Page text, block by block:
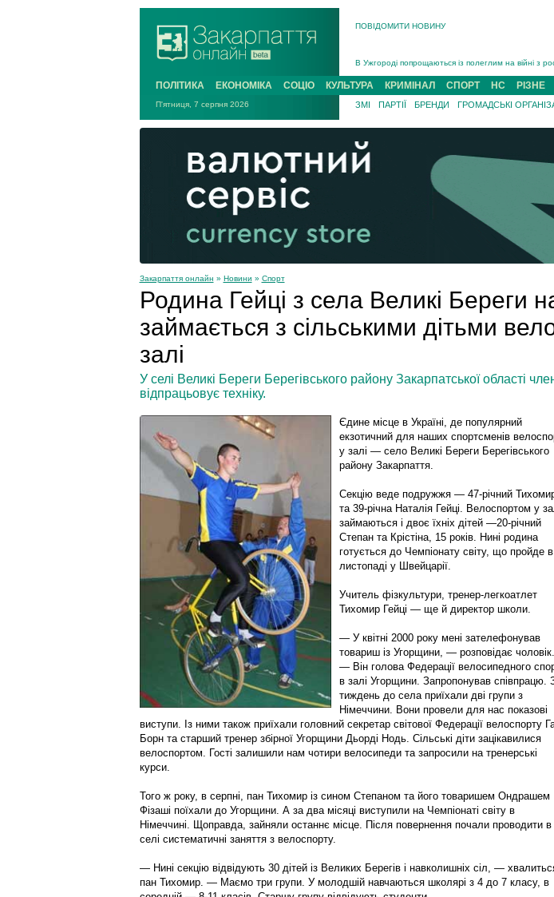
ПОВІДОМИТИ НОВИНУ
В Ужгороді попрощаються із полеглим на війні з
В Ужгороді 5 серпня попрощаються із
Підтвердили загибель захисника із Нанкова на
На війні з рф поліг військовий з Виноградова
На Хустщині внаслідок ДТП за участі трьох авто
Інструктора районного ТЦК на Закарпатті
ПОЛІТИКА ЕКОНОМІКА СОЦІО КУЛЬТУРА КРИМІНАЛ СПОРТ НС РІЗНЕ
П'ятниця, 7 серпня 2026 ЗМІ ПАРТІЇ БРЕНДИ ГРОМАДСЬКІ
Закарпаття онлайн » Новини » Спорт
Родина Гейці з села Великі Береги
займається з сільськими дітьми
залі
У селі Великі Береги Берегівського району Закарпатської області
відпрацьовує техніку.
Єдине місце в Україні, де популярний
екзотичний для наших спортсменів
у залі — село Великі Береги Берегівського
району Закарпаття.
Секцію веде подружжя — 47-річний
та 39-річна Наталія Гейці. Велоспортом у
займаються і двоє їхніх дітей —20-річний
Степан та Крістіна, 15 років. Нині родина
готується до Чемпіонату світу, що пройде в
листопаді у Швейцарії.
Учитель фізкультури, тренер-легкоатлет
Тихомир Гейці — ще й директор школи.
— У квітні 2000 року мені зателефонував
товариш із Угорщини, — розповідає чоловік.
— Він голова Федерації велосипедного
в залі Угорщини. Запропонував співпрацю.
тиждень до села приїхали дві групи з
Німеччини. Вони провели для нас показові
виступи. Із ними також приїхали головний секретар світової Федерації велоспорту
Борн та старший тренер збірної Угорщини Дьорді Нодь. Сільські діти зацікавилися
велоспортом. Гості залишили нам чотири велосипеди та запросили на тренерські
курси.
Того ж року, в серпні, пан Тихомир із сином Степаном та його товаришем Ондрашем
Фізаші поїхали до Угорщини. А за два місяці виступили на Чемпіонаті світу в
Німеччині. Щоправда, зайняли останнє місце. Після повернення почали проводити в
селі систематичні заняття з велоспорту.
— Нині секцію відвідують 30 дітей із Великих Берегів і навколишніх сіл, —
пан Тихомир. — Маємо три групи. У молодшій навчаються школярі з 4 до 7 класу, в